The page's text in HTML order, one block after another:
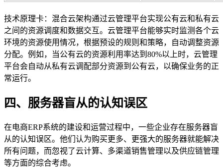
技术原理卡：混合云架构通过云管理平台实现公有云和私有云
之间的资源调度和数据交互。云管理平台能够实时监测各个云
环境的资源使用情况，根据预设的规则和策略，自动调整资源
分配。例如，当公有云的资源利用率达到80%以上时，云管理
平台会自动从私有云调配部分资源到公有云，以确保业务的正
常运行。
四、服务器盲从的认知误区
在电商ERP系统的建设和运营过程中，一些企业存在服务器盲
从的认知误区。他们认为购买更多、更强大的服务器就能解决
所有问题，而忽视了云计算、多渠道销售管理以及供应链管理
等方面的综合考虑。